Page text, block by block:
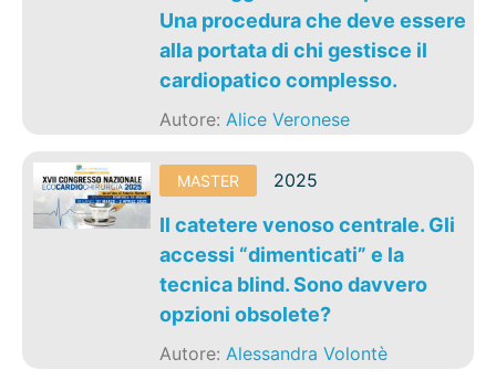
Una procedura che deve essere
alla portata di chi gestisce il
cardiopatico complesso.
Autore:Alice Veronese
MASTER 2025
Il catetere venoso centrale. Gli
accessi “dimenticati” e la
tecnica blind. Sono davvero
opzioni obsolete?
Autore:Alessandra Volontè